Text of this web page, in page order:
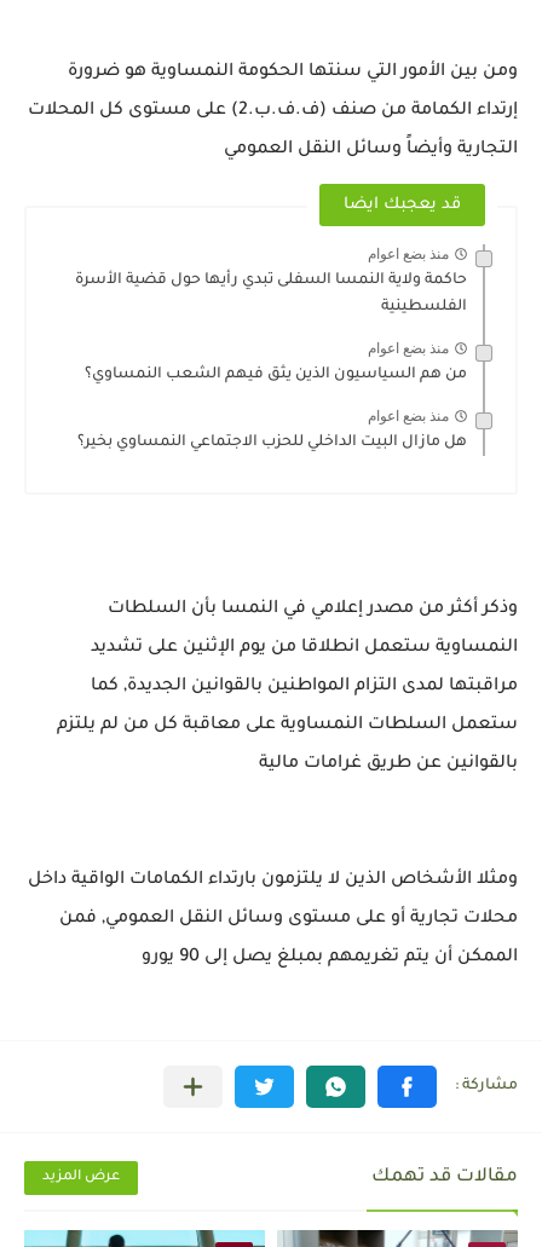
ومن بين الأمور التي سنتها الحكومة النمساوية هو ضرورة
إرتداء الكمامة من صنف (ف.ف.ب.2) على مستوى كل المحلات
التجارية وأيضاً وسائل النقل العمومي
قد يعجبك ايضا
منذ بضع اعوام
حاكمة ولاية النمسا السفلى تبدي رأيها حول قضية الأسرة
الفلسطينية
منذ بضع اعوام
من هم السياسيون الذين يثق فيهم الشعب النمساوي؟
منذ بضع اعوام
هل مازال البيت الداخلي للحزب الاجتماعي النمساوي بخير؟
وذكر أكثر من مصدر إعلامي في النمسا بأن السلطات
النمساوية ستعمل انطلاقا من يوم الإثنين على تشديد
مراقبتها لمدى التزام المواطنين بالقوانين الجديدة, كما
ستعمل السلطات النمساوية على معاقبة كل من لم يلتزم
بالقوانين عن طريق غرامات مالية
ومثلا الأشخاص الذين لا يلتزمون بارتداء الكمامات الواقية داخل
محلات تجارية أو على مستوى وسائل النقل العمومي, فمن
الممكن أن يتم تغريمهم بمبلغ يصل إلى 90 يورو
مقالات قد تهمك عرض المزيد